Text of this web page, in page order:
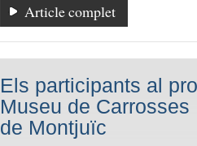
Article complet
Els participants al
Museu de
de Montjuïc